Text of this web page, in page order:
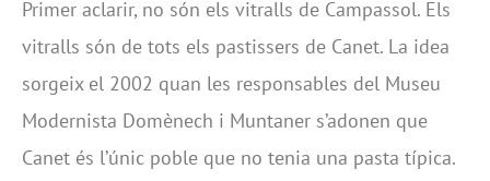
Primer aclarir, no són els vitralls de Campassol. Els
vitralls són de tots els pastissers de Canet. La idea
sorgeix el 2002 quan les responsables del Museu
Modernista Domènech i Muntaner s’adonen que
Canet és l’únic poble que no tenia una pasta típica.